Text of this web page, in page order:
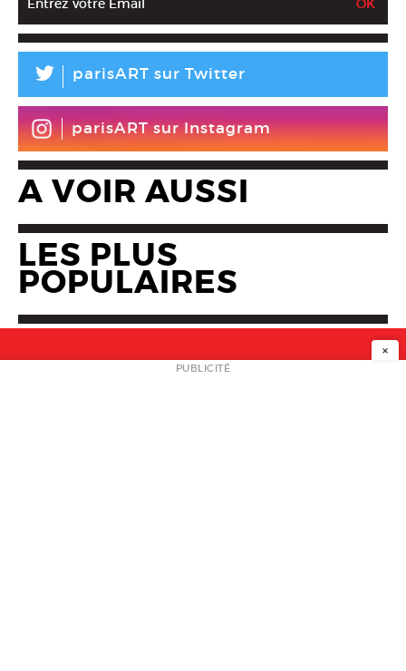
L parisART sur Twitter
parisART sur Instagram
A VOIR AUSSI
LES PLUS
POPULAIRES
NEWSLETTER
×
PUBLICITÉ